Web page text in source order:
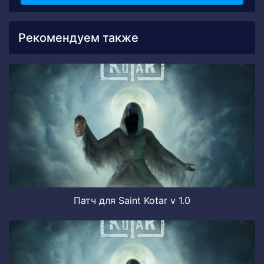
Рекомендуем также
Патч для Saint Kotar v 1.0